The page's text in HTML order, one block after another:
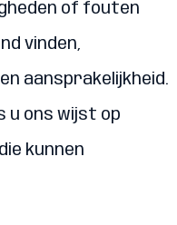
of fouten
vinden,
aansprakelijkheid.
u ons wijst op
kunnen